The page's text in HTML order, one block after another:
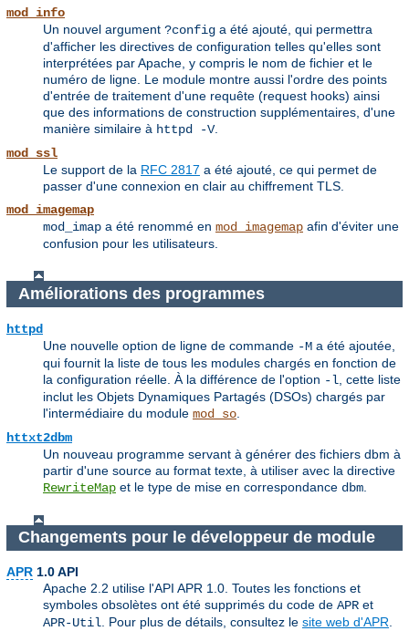
mod_info
Un nouvel argument ?config a été ajouté, qui permettra
d'afficher les directives de configuration telles qu'elles sont
interprétées par Apache, y compris le nom de fichier et le
numéro de ligne. Le module montre aussi l'ordre des points
d'entrée de traitement d'une requête (request hooks) ainsi
que des informations de construction supplémentaires, d'une
manière similaire à httpd -V.
mod_ssl
Le support de la RFC 2817 a été ajouté, ce qui permet de
passer d'une connexion en clair au chiffrement TLS.
mod_imagemap
mod_imap a été renommé en mod_imagemap afin d'éviter une
confusion pour les utilisateurs.
Améliorations des programmes
httpd
Une nouvelle option de ligne de commande -M a été ajoutée,
qui fournit la liste de tous les modules chargés en fonction de
la configuration réelle. À la différence de l'option -l , cette liste
inclut les Objets Dynamiques Partagés (DSOs) chargés par
l'intermédiaire du module mod_so
httxt2dbm
Un nouveau programme servant à générer des fichiers dbm à
partir d'une source au format texte, à utiliser avec la directive
RewriteMap et le type de mise en correspondance dbm
Changements pour le développeur de module
APR 1.0 API
Apache 2.2 utilise l'API APR 1.0. Toutes les fonctions et
symboles obsolètes ont été supprimés du code de APR et
APR-Util . Pour plus de détails, consultez le site web d'APR